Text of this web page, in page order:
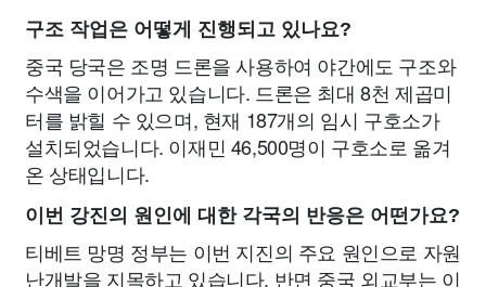
구조 작업은 어떻게 진행되고 있나요?
중국 당국은 조명 드론을 사용하여 야간에도 구조와
수색을 이어가고 있습니다. 드론은 최대 8천 제곱미
터를 밝힐 수 있으며, 현재 187개의 임시 구호소가
설치되었습니다. 이재민 46,500명이 구호소로 옮겨
온 상태입니다.
이번 강진의 원인에 대한 각국의 반응은 어떤가요?
티베트 망명 정부는 이번 지진의 주요 원인으로 자원
난개발을 지목하고 있습니다. 반면 중국 외교부는 이